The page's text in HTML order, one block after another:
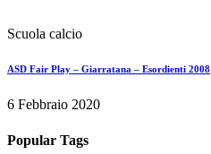
Scuola calcio
ASD Fair Play – Giarratana – Esordienti 2008
6 Febbraio 2020
Popular Tags